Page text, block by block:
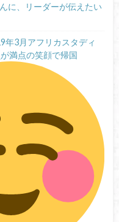
に、リーダーが伝えたい
年3月アフリカスタディ
満点の笑顔で帰国